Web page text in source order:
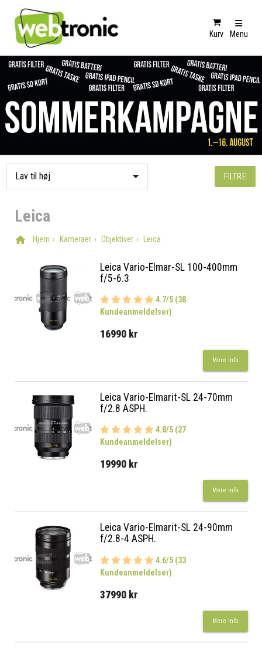
Kurv Menu
FILTRE
Leica
Hjem Kameraer Objektiver Leica
Leica Vario-Elmar-SL 100-400mm
f/5-6.3
4.7/5 (38
Kundeanmeldelser)
16990 kr
Mere Info
Leica Vario-Elmarit-SL 24-70mm
f/2.8 ASPH.
4.8/5 (27
Kundeanmeldelser)
19990 kr
Mere Info
Leica Vario-Elmarit-SL 24-90mm
f/2.8-4 ASPH.
4.6/5 (33
Kundeanmeldelser)
37990 kr
Mere Info